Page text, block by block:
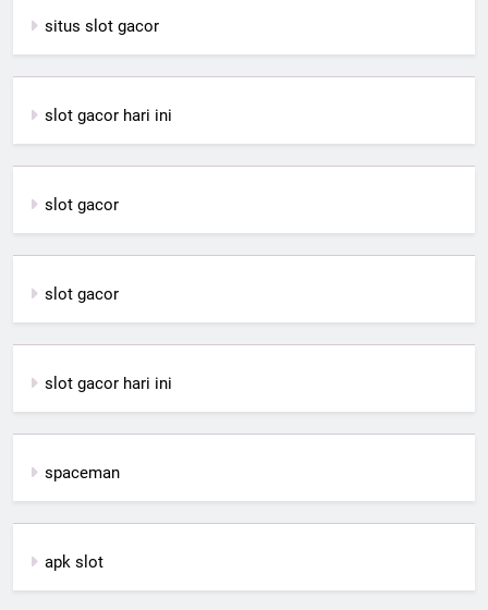
situs slot gacor
slot gacor hari ini
slot gacor
slot gacor
slot gacor hari ini
spaceman
apk slot